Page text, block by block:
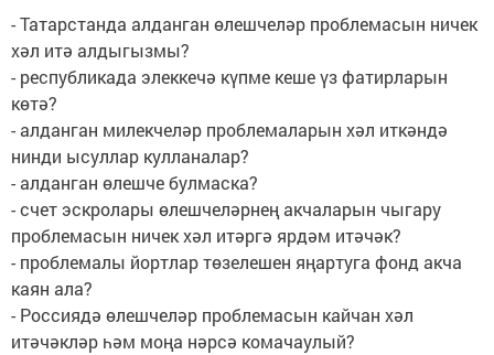
- Татарстанда алданган өлешчеләр проблемасын ничек
хәл итә алдыгызмы?
- республикада элеккечә күпме кеше үз фатирларын
көтә?
- алданган милекчеләр проблемаларын хәл иткәндә
нинди ысуллар кулланалар?
- алданган өлешче булмаска?
- счет эскролары өлешчеләрнең акчаларын чыгару
проблемасын ничек хәл итәргә ярдәм итәчәк?
- проблемалы йортлар төзелешен яңартуга фонд акча
каян ала?
- Россиядә өлешчеләр проблемасын кайчан хәл
итәчәкләр һәм моңа нәрсә комачаулый?